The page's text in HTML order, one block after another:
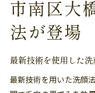
福岡市南区大橋
特化ケアとは
プロフェッシ
毛穴に特化し
カスタマイズ
市南区大
法が登場
最新技術を使用した
最新技術を用いた洗顔